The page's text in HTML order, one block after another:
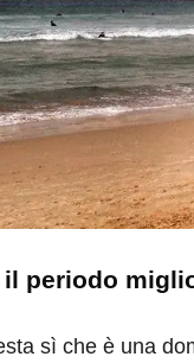
il periodo
sì che è una